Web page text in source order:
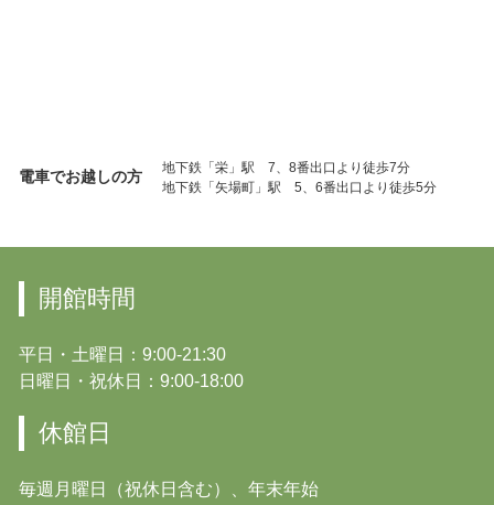
電車でお越しの方
地下鉄「栄」駅 7、8番出口より徒歩7分
地下鉄「矢場町」駅 5、6番出口より徒歩5分
開館時間
平日・土曜日：9:00-21:30
日曜日・祝休日：9:00-18:00
休館日
毎週月曜日（祝休日含む）、年末年始